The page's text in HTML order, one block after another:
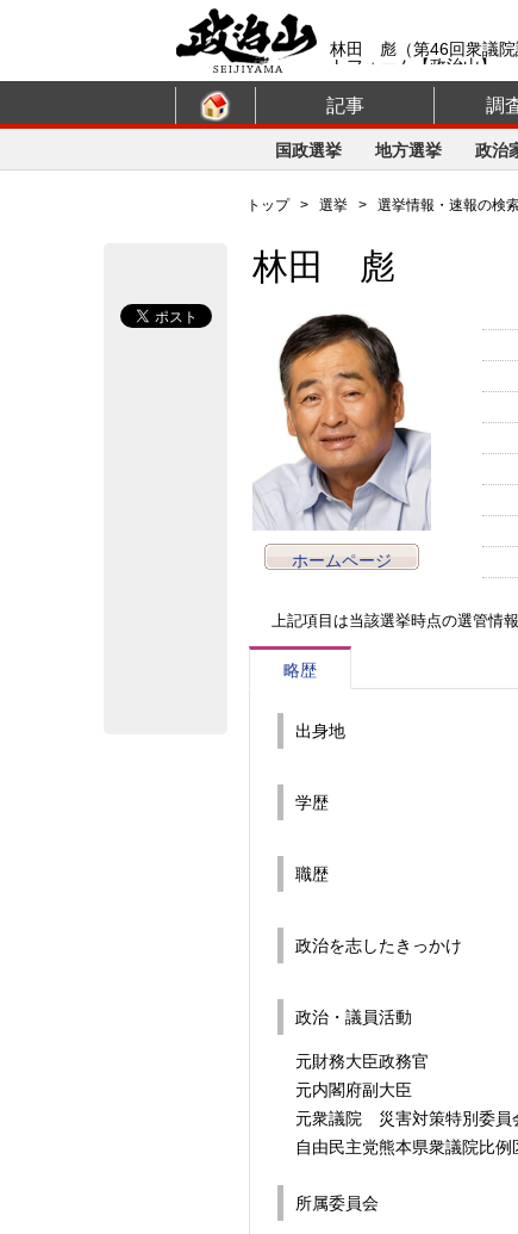
林田 彪（第46回衆議院
トフォーム【政治山】
記事 調
国政選挙 地方選挙 政治
トップ> 選挙 > 選挙情報・速報の検
林田 彪
ホームページ
上記項目は当該選挙時点の選管情
略歴
出身地
学歴
職歴
政治を志したきっかけ
政治・議員活動
元財務大臣政務官
元内閣府副大臣
元衆議院 災害対策特別委
自由民主党熊本県衆議院比
所属委員会